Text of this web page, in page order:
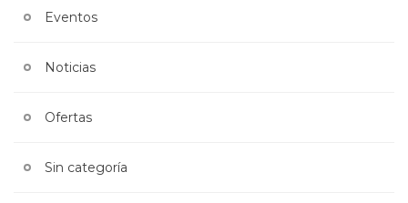
Eventos
Noticias
Ofertas
Sin categoría